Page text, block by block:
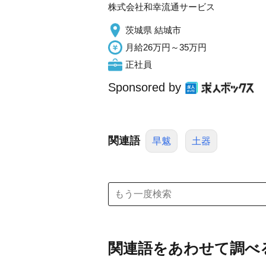
株式会社和幸流通サービス
茨城県 結城市
月給26万円～35万円
正社員
Sponsored by
関連語 旱魃 土器
関連語をあわせて調べ